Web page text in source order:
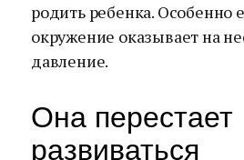
родить ребенка. Особенно
окружение оказывает на
давление.
Она перестает
развиваться